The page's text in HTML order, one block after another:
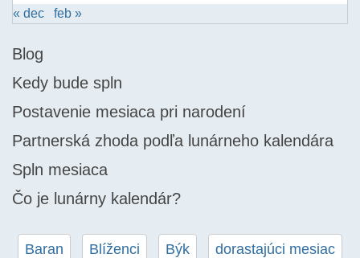
« dec
feb »
Blog
Kedy bude spln
Postavenie mesiaca pri narodení
Partnerská zhoda podľa lunárneho kalendára
Spln mesiaca
Čo je lunárny kalendár?
Baran Blíženci Býk dorastajúci mesiac